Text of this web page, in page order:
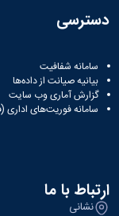
آموزش
تقویم
دسترسی
سامانه شفافیت
بیانیه صیانت از داده‌ها
گزارش آماری وب‌ سایت
سامانه فوریت‌های اداری
ارتباط با ما
نشانی